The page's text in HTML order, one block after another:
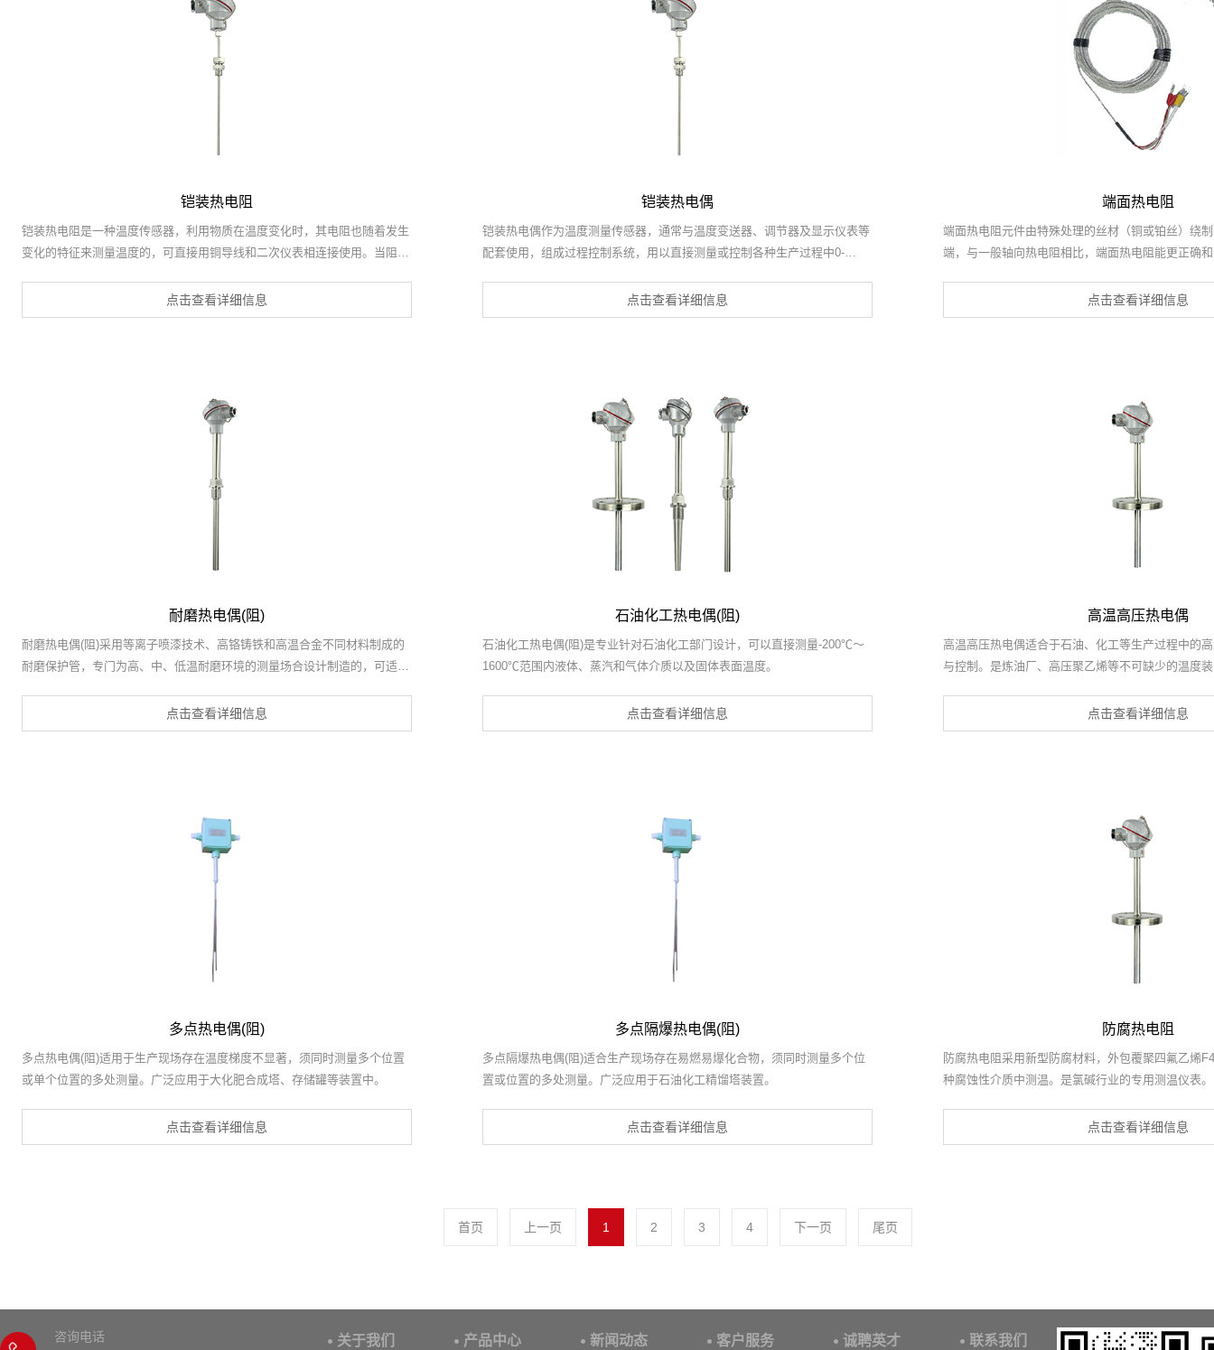
铠装热电阻
铠装热电阻是一种温度传感器，利用物质在温度变化时，其电阻也随着发生
变化的特征来测量温度的，可直接用铜导线和二次仪表相连接使用。当阻值
小，易弯曲，适宜安装在管道狭窄和要求快速反应、微型化等特殊场合。
点击查看详细信息
铠装热电偶
铠装热电偶作为温度测量传感器，通常与温度变送器、调节器及显示仪表等
配套使用，组成过程控制系统，用以直接测量或控制各种生产过程中0-
有能弯曲、耐高压、热响应时间快和坚固耐用等许多优点。
点击查看详细信息
端面热电阻
端面热电阻元件由特殊处理的丝材（铜或铂丝）绕
端，与一般轴向热电阻相比，端面热电阻能更正确
机轴瓦或其它机体表面测温。点击查看详细信息
耐磨热电偶(阻)
耐磨热电偶(阻)采用等离子喷漆技术、高铬铸铁和高温合金不同材料制成的
耐磨保护管，专门为高、中、低温耐磨环境的测量场合设计制造的，可适用
点击查看详细信息
石油化工热电偶(阻)
石油化工热电偶(阻)是专业针对石油化工部门设计，可以直接测量-200℃～
1600℃范围内液体、蒸汽和气体介质以及固体表面温度。
点击查看详细信息
高温高压热电偶
高温高压热电偶适合于石油、化工等生产过程中的
与控制。是炼油厂、高压聚乙烯等不可缺少的温度
点击查看详细信息
多点热电偶(阻)
多点热电偶(阻)适用于生产现场存在温度梯度不显著，须同时测量多个位置
或单个位置的多处测量。广泛应用于大化肥合成塔、存储罐等装置中。
点击查看详细信息
多点隔爆热电偶(阻)
多点隔爆热电偶(阻)适合生产现场存在易燃易爆化合物，须同时测量多个位
置或位置的多处测量。广泛应用于石油化工精馏塔装置。
点击查看详细信息
防腐热电阻
防腐热电阻采用新型防腐材料，外包覆聚四氟乙烯
种腐蚀性介质中测温。是氯碱行业的专用测温仪表。
点击查看详细信息
首页 上一页 1 2 3 4 下一页 尾页
咨询电话 关于我们 产品中心 新闻动态 客户服务 诚聘英才 联系我们